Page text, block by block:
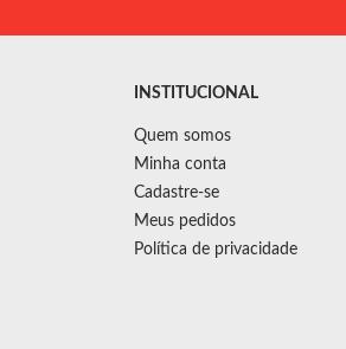
INSTITUCIONAL
Quem somos
Minha conta
Cadastre-se
Meus pedidos
Política de privacidade